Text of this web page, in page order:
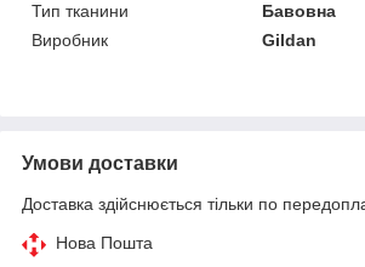
Тип тканини
Бавовна
Виробник
Gildan
Умови доставки
Доставка здійснюється тільки по
Нова Пошта